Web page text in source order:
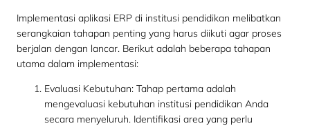
Implementasi aplikasi ERP di institusi pendidikan melibatkan
serangkaian tahapan penting yang harus diikuti agar proses
berjalan dengan lancar. Berikut adalah beberapa tahapan
utama dalam implementasi:
Evaluasi Kebutuhan: Tahap pertama adalah
mengevaluasi kebutuhan institusi pendidikan Anda
secara menyeluruh. Identifikasi area yang perlu